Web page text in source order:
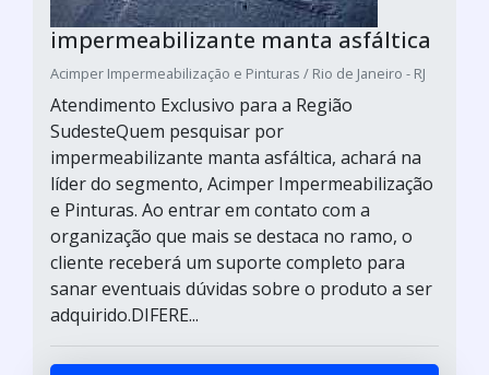
impermeabilizante manta asfáltica
Acimper Impermeabilização e Pinturas / Rio de Janeiro - RJ
Atendimento Exclusivo para a Região
SudesteQuem pesquisar por
impermeabilizante manta asfáltica, achará na
líder do segmento, Acimper Impermeabilização
e Pinturas. Ao entrar em contato com a
organização que mais se destaca no ramo, o
cliente receberá um suporte completo para
sanar eventuais dúvidas sobre o produto a ser
adquirido.DIFERE...